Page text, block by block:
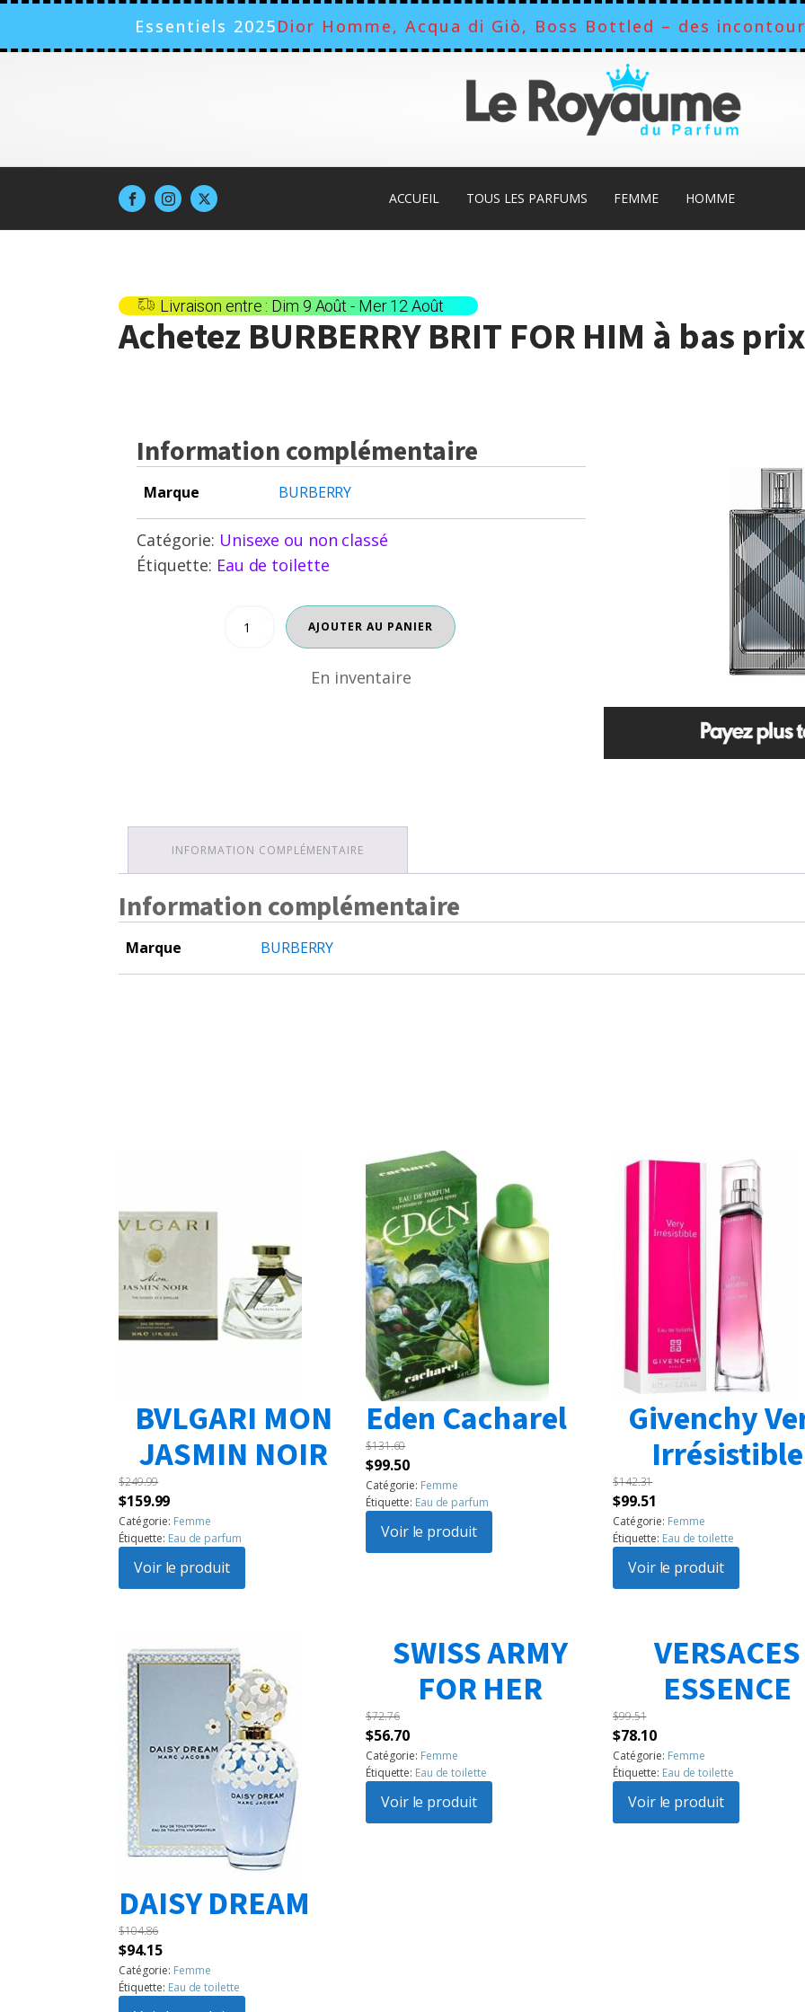
Essentiels 2025Dior Homme, Acqua di Giò, Boss Bottled – des
ACCUEIL TOUS LES PARFUMS FEMME HOMME
Livraison entre : Dim 9 Août - Mer 12 Août
Achetez BURBERRY BRIT FOR HIM à bas prix
Information complémentaire
Marque BURBERRY
Catégorie: Unisexe ou non classé
Étiquette: Eau de toilette
quantité
AJOUTER AU PANIER
En inventaire
INFORMATION COMPLÉMENTAIRE
Information complémentaire
Marque BURBERRY
BVLGARI MON
JASMIN NOIR
$249.99
Le
prix
initial
était :
$249.99.
$159.99Le
prix
actuel
est :
$159.99.
Catégorie: Femme
Étiquette: Eau de parfum
Voir le produit
Eden Cacharel
$131.60
Le
prix
initial
était :
$131.60.
$99.50Le
prix
actuel
est :
$99.50.
Catégorie: Femme
Étiquette: Eau de parfum
Voir le produit
Givenchy
Irrésistible
$142.31
Le
prix
initial
était :
$142.31.
$99.51
prix
actuel
est :
$99.51.
Catégorie: Femme
Étiquette: Eau de toilette
Voir le produit
DAISY DREAM
$104.86
Le
prix
initial
$94.15Le
prix
actuel
Catégorie: Femme
Étiquette: Eau de toilette
SWISS ARMY
FOR HER
$72.76
Le
prix
initial
était :
$72.76.
$56.70Le
prix
actuel
est :
$56.70.
Catégorie: Femme
Étiquette: Eau de toilette
Voir le produit
VERSACES
ESSENCE
$99.51
Le
prix
initial
était :
$99.51.
$78.10Le
prix
actuel
est :
$78.10.
Catégorie: Femme
Étiquette: Eau de toilette
Voir le produit